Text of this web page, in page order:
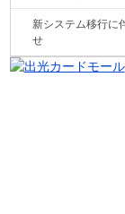
新システム移行に
せ